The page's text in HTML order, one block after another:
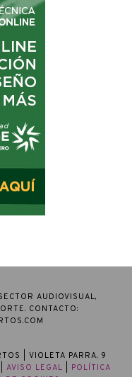
AUDIOVISUAL,
CONTACTO:
| VIOLETA PARRA, 9
AVISO LEGAL
POLÍTICA